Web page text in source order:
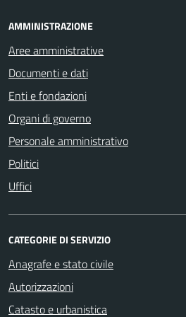
AMMINISTRAZIONE
Aree amministrative
Documenti e dati
Enti e fondazioni
Organi di governo
Personale amministrativo
Politici
Uffici
CATEGORIE DI SERVIZIO
Anagrafe e stato civile
Autorizzazioni
Catasto e urbanistica